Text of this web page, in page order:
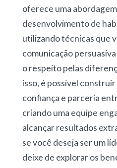
oferece uma
desenvolvimento de
utilizando técnicas que
comunicação
o respeito pelas
isso, é possível
confiança e parceria
criando uma equipe
alcançar resultados
se você deseja ser um
deixe de explorar os